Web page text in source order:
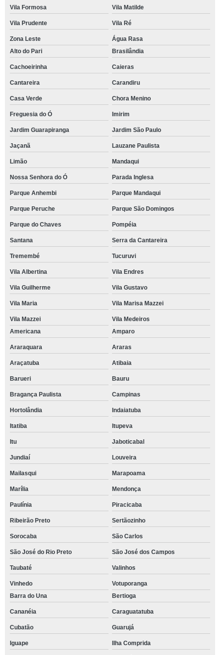
Vila Formosa Vila Matilde
Vila Prudente Vila Ré
Zona Leste
Água Rasa
Alto do Pari
Brasilândia
Cachoeirinha Caieras
Cantareira Carandiru
Casa Verde Chora Menino
Freguesia do Ó Imirim
Jardim Guarapiranga Jardim São Paulo
Jaçanã Lauzane Paulista
Limão Mandaqui
Nossa Senhora do Ó Parada Inglesa
Parque Anhembi Parque Mandaqui
Parque Peruche Parque São Domingos
Parque do Chaves Pompéia
Santana Serra da Cantareira
Tremembé Tucuruvi
Vila Albertina Vila Endres
Vila Guilherme Vila Gustavo
Vila Maria Vila Marisa Mazzei
Vila Mazzei
Vila Medeiros
Americana
Amparo
Araraquara Araras
Araçatuba Atibaia
Barueri Bauru
Bragança Paulista Campinas
Hortolândia Indaiatuba
Itatiba Itupeva
Itu Jaboticabal
Jundiaí Louveira
Mailasqui Marapoama
Marília Mendonça
Paulínia Piracicaba
Ribeirão Preto Sertãozinho
Sorocaba São Carlos
São José do Rio Preto São José dos Campos
Taubaté Valinhos
Vinhedo
Votuporanga
Barra do Una
Bertioga
Cananéia Caraguatatuba
Cubatão Guarujá
Iguape Ilha Comprida